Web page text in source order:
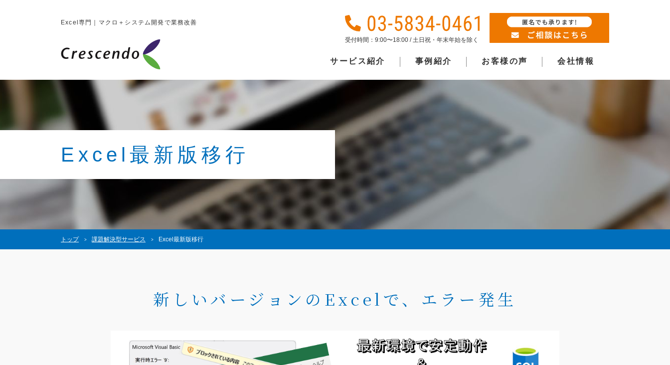
Excel専門｜マクロ＋システム開発で業務改善
受付時間：9:00〜18:00 / 土日祝・年末年始を除く
サービス紹介 事例紹介 お客様の声 会社情報
Excel最新版移行
トップ 課題解決型サービス Excel最新版移行
新しいバージョンのExcelで、エラー発生